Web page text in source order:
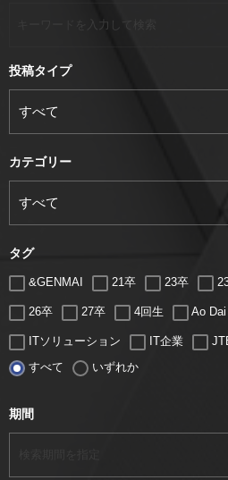
投稿タイプ
カテゴリー
タグ
&GENMAI 21卒 23卒
26卒 27卒 4回生 Ao Dai
ITソリューション IT企業
LUGZ ENTERTAINMENT
アート アイスダンス選手 ア
すべて いずれか
期間